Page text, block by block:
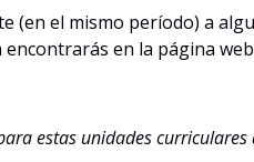
(en el mismo período) a
en la página
estas unidades